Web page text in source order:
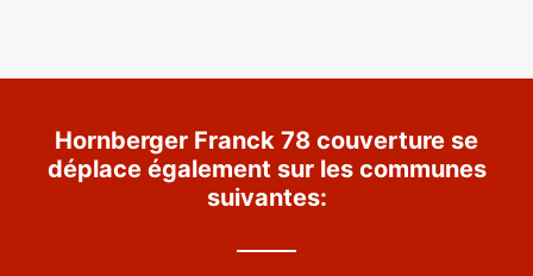
Hornberger Franck 78 couverture se
déplace également sur les communes
suivantes: